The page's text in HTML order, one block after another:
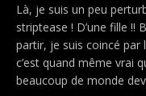
Là, je suis un peu
striptease ! D’une fille !!
partir, je suis coincé par
c’est quand même vrai
beaucoup de monde